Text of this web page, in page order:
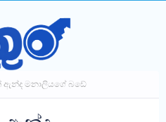
ඇන්ද මනාලියගේ බඩේ